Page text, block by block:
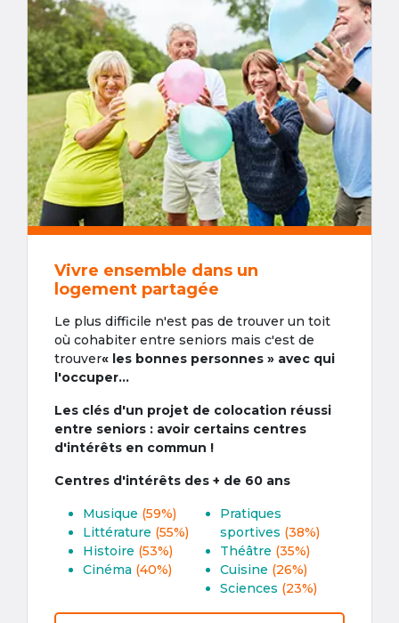
Vivre ensemble dans un
logement partagée
Le plus difficile n'est pas de trouver un toit
où cohabiter entre seniors mais c'est de
trouver« les bonnes personnes » avec qui
l'occuper...
Les clés d'un projet de colocation réussi
entre seniors : avoir certains centres
d'intérêts en commun !
Centres d'intérêts des + de 60 ans
Musique (59%)
Littérature (55%)
Histoire (53%)
Cinéma (40%)
Pratiques
sportives (38%)
Théâtre (35%)
Cuisine (26%)
Sciences (23%)